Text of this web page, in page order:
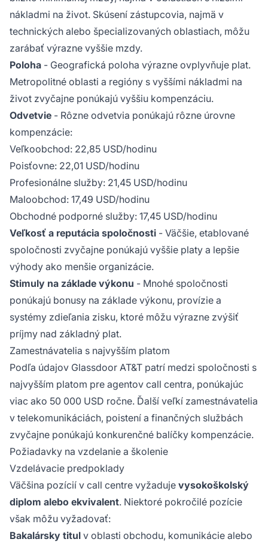
nákladmi na život. Skúsení zástupcovia, najmä v
technických alebo špecializovaných oblastiach, môžu
zarábať výrazne vyššie mzdy.
Poloha - Geografická poloha výrazne ovplyvňuje plat.
Metropolitné oblasti a regióny s vyššími nákladmi na
život zvyčajne ponúkajú vyššiu kompenzáciu.
Odvetvie - Rôzne odvetvia ponúkajú rôzne úrovne
kompenzácie:
Veľkoobchod: 22,85 USD/hodinu
Poisťovne: 22,01 USD/hodinu
Profesionálne služby: 21,45 USD/hodinu
Maloobchod: 17,49 USD/hodinu
Obchodné podporné služby: 17,45 USD/hodinu
Veľkosť a reputácia spoločnosti - Väčšie, etablované
spoločnosti zvyčajne ponúkajú vyššie platy a lepšie
výhody ako menšie organizácie.
Stimuly na základe výkonu - Mnohé spoločnosti
ponúkajú bonusy na základe výkonu, provízie a
systémy zdieľania zisku, ktoré môžu výrazne zvýšiť
príjmy nad základný plat.
Zamestnávatelia s najvyšším platom
Podľa údajov Glassdoor AT&T patrí medzi spoločnosti s
najvyšším platom pre agentov call centra, ponúkajúc
viac ako 50 000 USD ročne. Ďalší veľkí zamestnávatelia
v telekomunikáciách, poistení a finančných službách
zvyčajne ponúkajú konkurenčné balíčky kompenzácie.
Požiadavky na vzdelanie a školenie
Vzdelávacie predpoklady
Väčšina pozícií v call centre vyžaduje vysokoškolský
diplom alebo ekvivalent. Niektoré pokročilé pozície
však môžu vyžadovať:
Bakalársky titul v oblasti obchodu, komunikácie alebo